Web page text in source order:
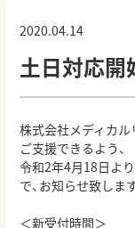
2020.04.14
土日対応開
株式会社メディカル
ご支援できるよう、
令和2年4月18日よ
で、お知らせ致します
＜新受付時間＞